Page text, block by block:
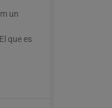
un
que es